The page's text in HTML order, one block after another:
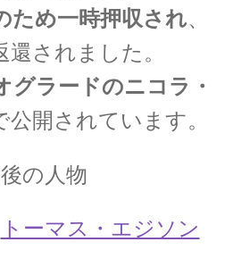
貢献】
ャドウィック
治療に応用｜マンハッタ
のリーダー】
ため一時押収され、
されました。
グラードのニコラ・
公開されています。
の人物
トーマス・エジソン